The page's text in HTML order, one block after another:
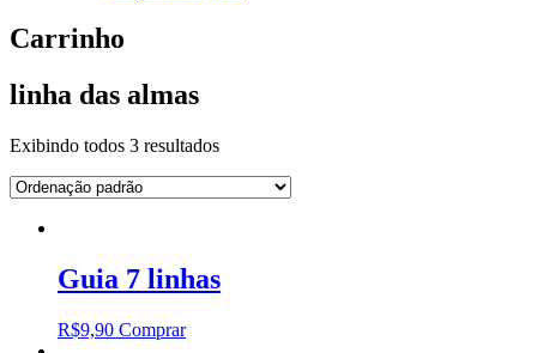
Carrinho
linha das almas
Exibindo todos 3 resultados
Guia 7 linhas
R$9,90 Comprar